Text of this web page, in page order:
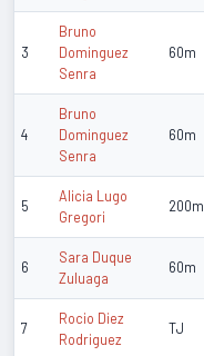
3
Bruno
Dominguez
Senra
60m
4
Bruno
Dominguez
Senra
60m
5
Alicia Lugo
Gregori
200m
6
Sara Duque
Zuluaga
60m
7
Rocio Diez
Rodriguez
TJ